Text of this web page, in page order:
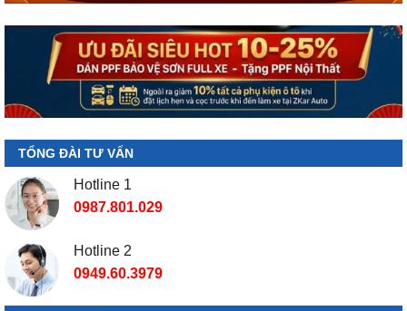
TỔNG ĐÀI TƯ VẤN
Hotline 1
0987.801.029
Hotline 2
0949.60.3979